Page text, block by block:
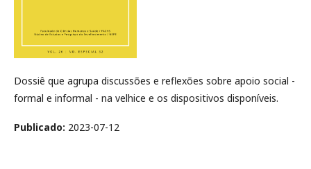
Dossiê que agrupa discussões e reflexões sobre apoio social -
formal e informal - na velhice e os dispositivos disponíveis.
Publicado: 2023-07-12